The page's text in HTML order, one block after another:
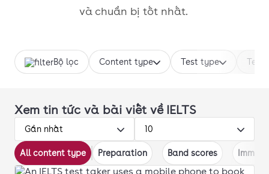
và chuẩn bị tốt nhất.
Content type Test type Test
Bộ lọc
Xem tin tức và bài viết về IELTS
Gần nhất 10
All content type Preparation Band scores